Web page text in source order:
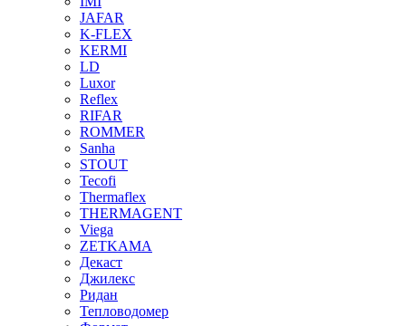
JAFAR
K-FLEX
KERMI
LD
Luxor
Reflex
RIFAR
ROMMER
Sanha
STOUT
Tecofi
Thermaflex
THERMAGENT
Viega
ZETKAMA
Декаст
Джилекс
Ридан
Тепловодомер